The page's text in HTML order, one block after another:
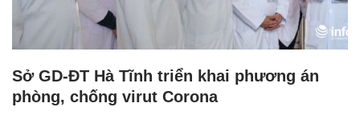
Sở GD-ĐT Hà Tĩnh triển khai phương án
phòng, chống virut Corona